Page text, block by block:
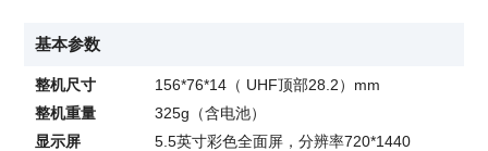
基本参数
整机尺寸
156*76*14（ UHF顶部28.2）mm
整机重量
325g（含电池）
显示屏
5.5英寸彩色全面屏，分辨率720*1440